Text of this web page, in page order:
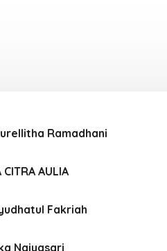
Ramadhani
CITRA AULIA
Fakriah
Naiyasari